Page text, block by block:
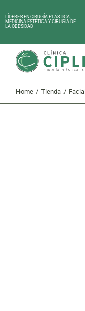
to
theLÍDERES EN CIRUGÍA PLÁSTICA,
MEDICINA ESTÉTICA Y CIRUGÍA DE
LA OBESIDAD
Home Tienda Facial